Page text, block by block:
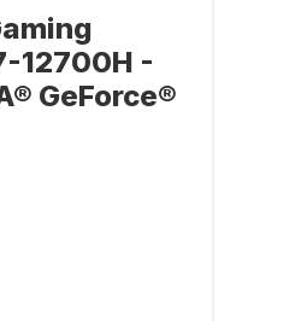
12700H -
GeForce®